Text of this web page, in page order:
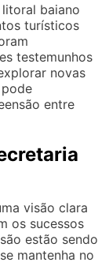
baiano
turísticos
testemunhos
novas
entre
visão clara
os sucessos
estão sendo
mantenha no